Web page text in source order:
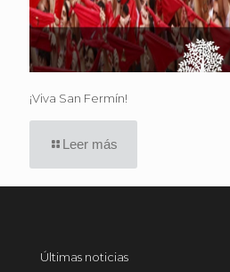
¡Viva San Fermín!
Leer más
Últimas noticias